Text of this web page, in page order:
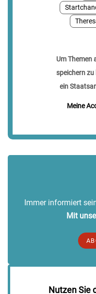
Um Themen
speichern zu
ein
Meine
Immer informiert
Mit
Nutzen Sie